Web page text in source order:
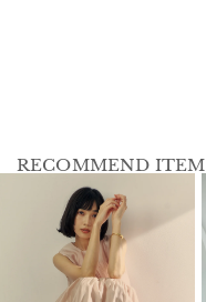
RECOMMEND ITEM